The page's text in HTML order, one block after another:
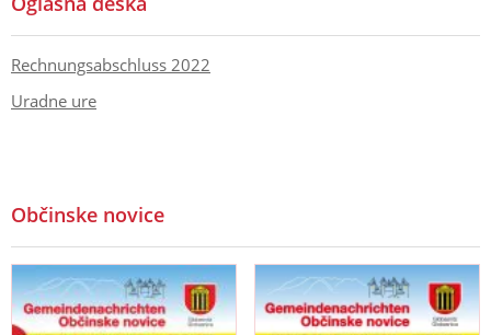
Rechnungsabschluss 2022
Uradne ure
Občinske novice